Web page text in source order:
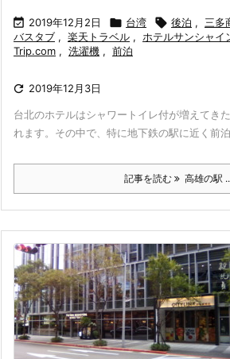
 2019年12月2日  台湾  後泊 , 三多
バスタブ , 楽天トラベル , ホテルサンシャイ
Trip.com , 洗濯機 , 前泊
 2019年12月3日
台北のホテルはシャワートイレ付が増えてき
れます。その中で、特に地下鉄の駅に近く前
記事を読む 高雄の駅